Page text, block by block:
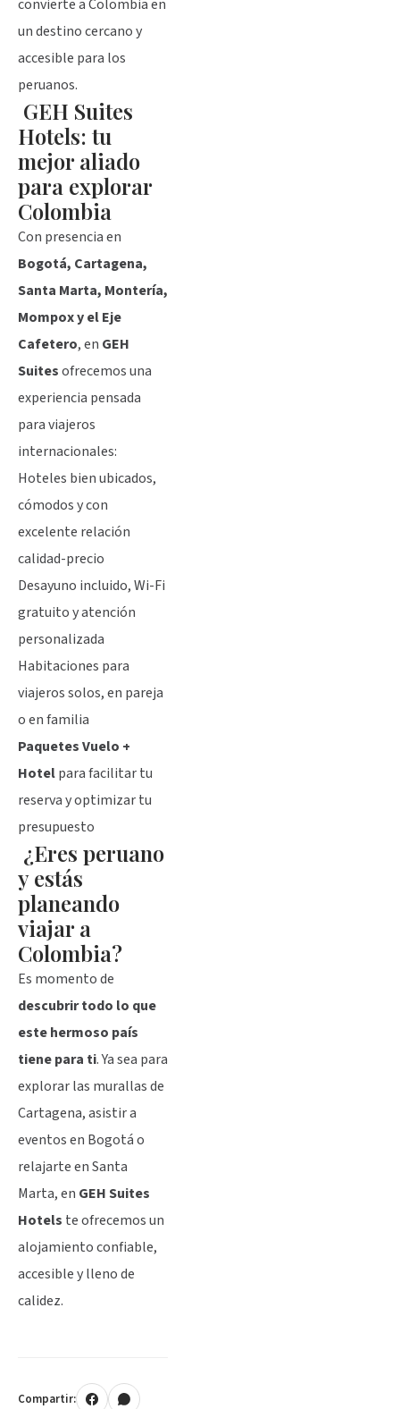
convierte a Colombia en
un destino cercano y
accesible para los
peruanos.
GEH Suites
Hotels: tu
mejor aliado
para explorar
Colombia
Con presencia en
Bogotá, Cartagena,
Santa Marta, Montería,
Mompox y el Eje
Cafetero, en GEH
Suitesofrecemos una
experiencia pensada
para viajeros
internacionales:
Hoteles bien ubicados,
cómodos y con
excelente relación
calidad-precio
Desayuno incluido, Wi-Fi
gratuito y atención
personalizada
Habitaciones para
viajeros solos, en pareja
o en familia
Paquetes Vuelo +
Hotelpara facilitar tu
reserva y optimizar tu
presupuesto
¿Eres peruano
y estás
planeando
viajar a
Colombia?
Es momento de
descubrir todo lo que
este hermoso país
tiene para ti. Ya sea para
explorar las murallas de
Cartagena, asistir a
eventos en Bogotá o
relajarte en Santa
Marta, en GEH Suites
Hotels te ofrecemos un
alojamiento confiable,
accesible y lleno de
calidez.
Compartir: